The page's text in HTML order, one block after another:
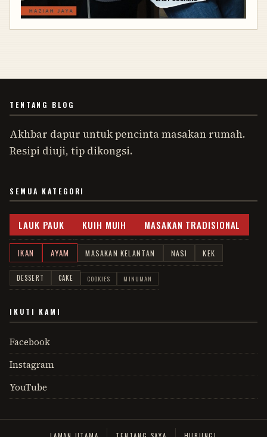
TENTANG BLOG
Akhbar dapur untuk pencinta masakan rumah.
Resipi diuji, tip dikongsi.
SEMUA KATEGORI
LAUK PAUK KUIH MUIH MASAKAN TRADISIONAL
IKAN AYAM MASAKAN KELANTAN NASI KEK
DESSERT CAKE COOKIES MINUMAN
IKUTI KAMI
Facebook
Instagram
YouTube